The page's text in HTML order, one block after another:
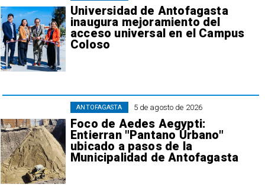
Universidad de Antofagasta
inaugura mejoramiento del
acceso universal en el Campus
Coloso
5 de agosto de 2026
Foco de Aedes Aegypti:
Entierran "Pantano Urbano"
ubicado a pasos de la
Municipalidad de Antofagasta
ANTOFAGASTA